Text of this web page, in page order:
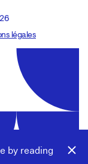
by reading
légales